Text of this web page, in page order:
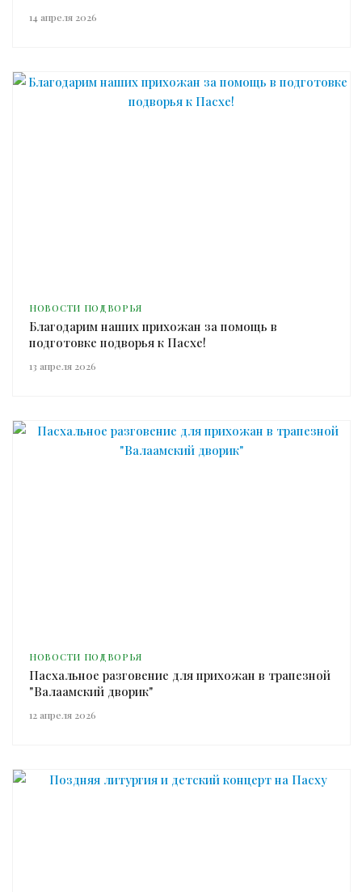
14 апреля 2026
НОВОСТИ ПОДВОРЬЯ
Благодарим наших прихожан за помощь в
подготовке подворья к Пасхе!
13 апреля 2026
НОВОСТИ ПОДВОРЬЯ
Пасхальное разговение для прихожан в трапезной
"Валаамский дворик"
12 апреля 2026